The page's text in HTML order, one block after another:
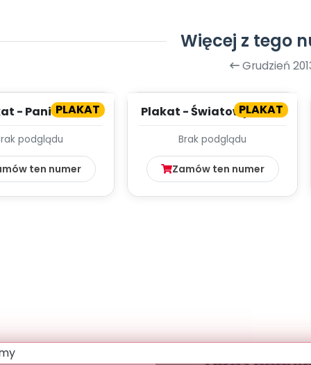
Więcej z tego
Grudzień
PLAKAT
- Pani Zima
podglądu
ten numer
PLAKAT
Plakat - Światowy Dzień
Brak podglądu
Zamów ten numer